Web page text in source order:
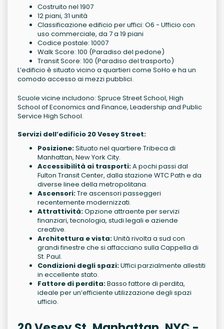
Costruito nel 1907
12 piani, 31 unità
Classificazione edificio per uffici: O6 - Ufficio con
uso commerciale, da 7 a 19 piani
Codice postale: 10007
Walk Score: 100 (Paradiso del pedone)
Transit Score: 100 (Paradiso del trasporto)
L’edificio è situato vicino a quartieri come SoHo e ha un
comodo accesso ai mezzi pubblici.
Scuole vicine includono: Spruce Street School, High
School of Economics and Finance, Leadership and Public
Service High School.
Servizi dell’edificio 20 Vesey Street:
Posizione:Situato nel quartiere Tribeca di
Manhattan, New York City.
Accessibilità ai trasporti:A pochi passi dal
Fulton Transit Center, dalla stazione WTC Path e da
diverse linee della metropolitana.
Ascensori:Tre ascensori passeggeri
recentemente modernizzati.
Attrattività:Opzione attraente per servizi
finanziari, tecnologia, studi legali e aziende
creative.
Architettura e vista:Unità rivolta a sud con
grandi finestre che si affacciano sulla Cappella di
St. Paul.
Condizioni degli spazi:Uffici parzialmente allestiti
in eccellente stato.
Fattore di perdita:Basso fattore di perdita,
ideale per un’efficiente utilizzazione degli spazi
ufficio.